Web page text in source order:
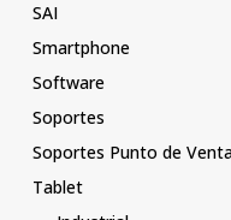
SAI
Smartphone
Software
Soportes
Soportes Punto de
Tablet